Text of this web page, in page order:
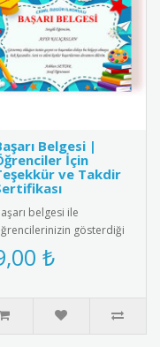
Belgesi |
İçin
ve Takdir
belgesi ile
gösterdiği
ve başarıyı
Eğitimde
₺